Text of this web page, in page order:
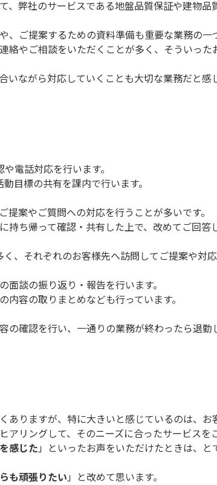
、弊社のサービスである地盤品質保証や建物
ご提案するための資料準備も重要な業務の一
やご相談をいただくことが多く、そういった
ながら対応していくことも大切な業務だと感
電話対応を行います。
目標の共有を課内で行います。
案やご質問への対応を行うことが多いです。
ち帰って確認・共有した上で、改めてご回答し
、それぞれのお客様先へ訪問してご提案や対応
談の振り返り・報告を行います。
容の取りまとめなども行っています。
確認を行い、一通りの業務が終わったら退勤
ありますが、特に大きいと感じているのは、お
アリングして、そのニーズに合ったサービス
感じた 」といったお声をいただけたときは、と
も頑張りたい 」と改めて思います。